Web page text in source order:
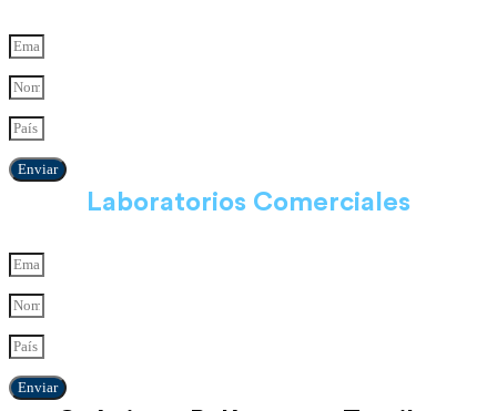
Enviar
Laboratorios Comerciales
Enviar